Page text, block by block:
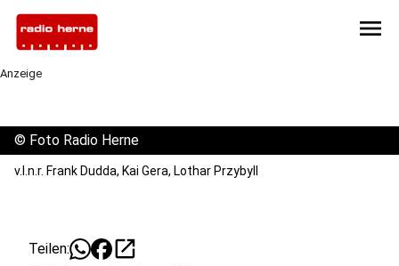
menu
Anzeige
© Foto Radio Herne
v.l.n.r. Frank Dudda, Kai Gera, Lothar Przybyll
Teilen: open_in_new